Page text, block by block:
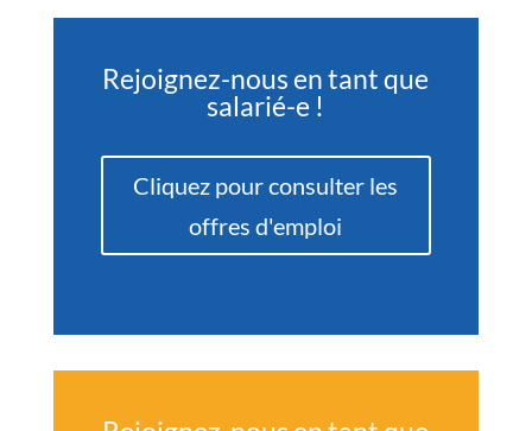
Rejoignez-nous en tant que
salarié-e !
Cliquez pour consulter les
offres d'emploi